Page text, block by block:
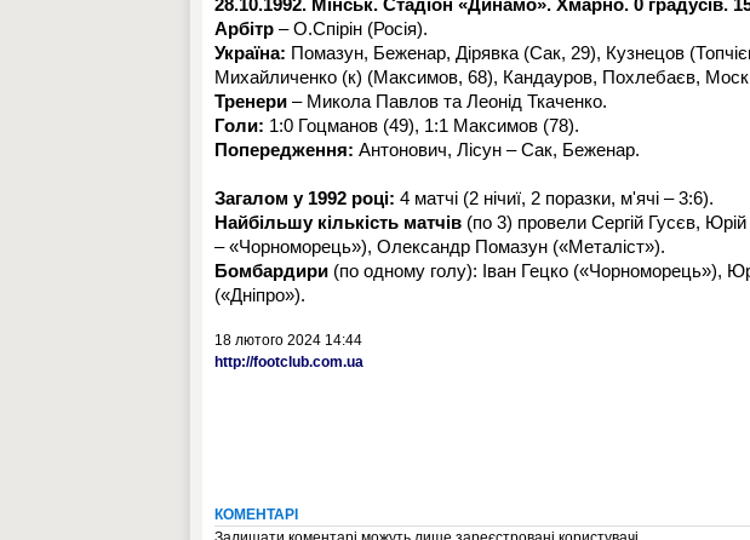
28.10.1992. Мінськ. Стадіон «Динамо». Хмарно. 0 градусів.
Арбітр – О.Спірін (Росія).
Україна: Помазун, Беженар, Дірявка (Сак, 29), Кузнецов
Михайличенко (к) (Максимов, 68), Кандауров, Похлебаєв,
Тренери – Микола Павлов та Леонід Ткаченко.
Голи: 1:0 Гоцманов (49), 1:1 Максимов (78).
Попередження: Антонович, Лісун – Сак, Беженар.
Загалом у 1992 році: 4 матчі (2 нічиї, 2 поразки, м'ячі – 3:6).
Найбільшу кількість матчів (по 3) провели Сергій Гусєв,
– «Чорноморець»), Олександр Помазун («Металіст»).
Бомбардири (по одному голу): Іван Гецко («Чорноморець»),
(«Дніпро»).
18 лютого 2024 14:44
http://footclub.com.ua
КОМЕНТАРІ